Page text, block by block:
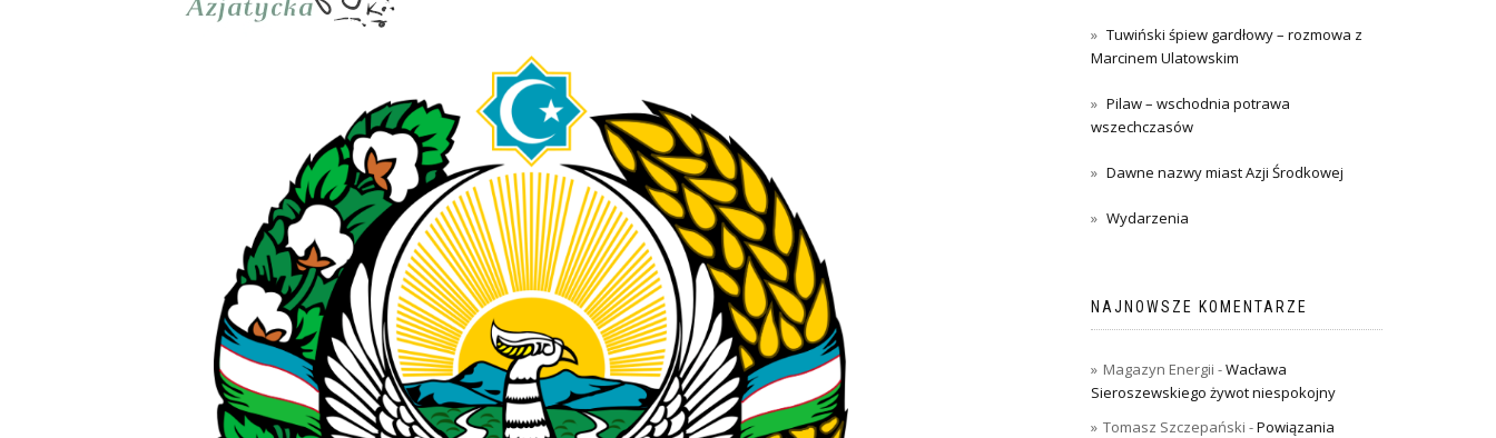
Tuwiński śpiew gardłowy – rozmowa z
Marcinem Ulatowskim
Pilaw – wschodnia potrawa
wszechczasów
Dawne nazwy miast Azji Środkowej
Wydarzenia
NAJNOWSZE KOMENTARZE
Magazyn Energii -Wacława
Sieroszewskiego żywot niespokojny
Tomasz Szczepański -Powiązania